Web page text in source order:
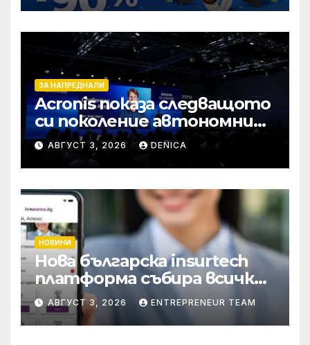
ЗА НАПРЕДНАЛИ
Acronis показа следващото
си поколение автономни
услуги
АВГУСТ 3, 2026 DENICA
НОВИНИ
Нова българска insurtech
платформа събира всички
застраховки на едно
място
АВГУСТ 3, 2026 ENTREPRENEUR TEAM